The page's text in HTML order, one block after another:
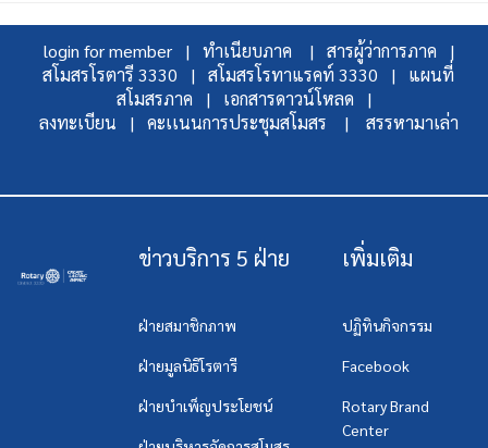
login for member | ทำเนียบภาค |
สารผู้ว่าการภาค |
สโมสรโรตารี 3330 |
สโมสรโรทาแรคท์ 3330 |
แผนที่
สโมสรภาค |
เอกสารดาวน์โหลด |
ลงทะเบียน |
คะเเนนการประชุมสโมสร | สรรหามาเล่า
ข่าวบริการ 5 ฝ่าย
ฝ่ายสมาชิกภาพ
ฝ่ายมูลนิธิโรตารี
ฝ่ายบำเพ็ญประโยชน์
เพิ่มเติม
ปฏิทินกิจกรรม
Facebook
Rotary Brand
Center